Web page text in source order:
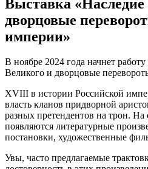
Выставка
дворцовые
империи»
В ноябре 2024 года начнет
Великого и дворцовые
XVIII в истории Российской
власть кланов придворной
разных претендентов на трон. На
появляются литературные
постановки, художественные
Увы, часто предлагаемые